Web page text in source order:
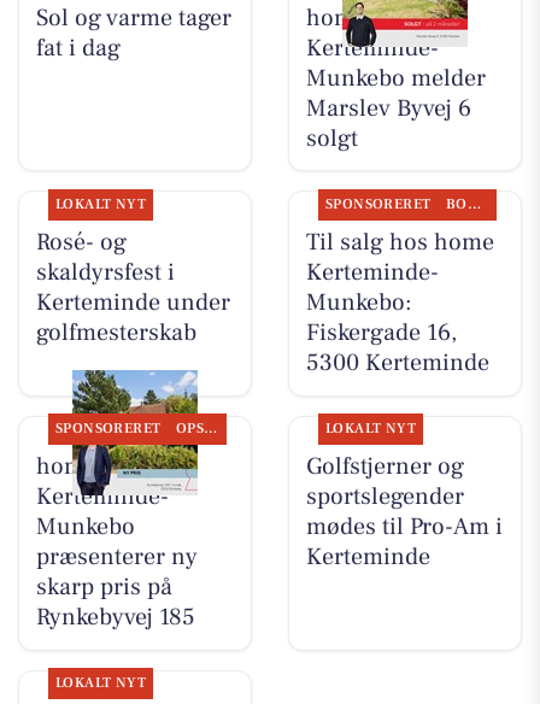
Sol og varme tager
fat i dag
home
Kerteminde-
Munkebo melder
Marslev Byvej 6
solgt
LOKALT NYT
Rosé- og
skaldyrsfest i
Kerteminde under
golfmesterskab
SPONSORERET BOLIGMARKED
Til salg hos home
Kerteminde-
Munkebo:
Fiskergade 16,
5300 Kerteminde
SPONSORERET OPSLAGSTAVLEN
home
Kerteminde-
Munkebo
præsenterer ny
skarp pris på
Rynkebyvej 185
LOKALT NYT
Golfstjerner og
sportslegender
mødes til Pro-Am i
Kerteminde
LOKALT NYT